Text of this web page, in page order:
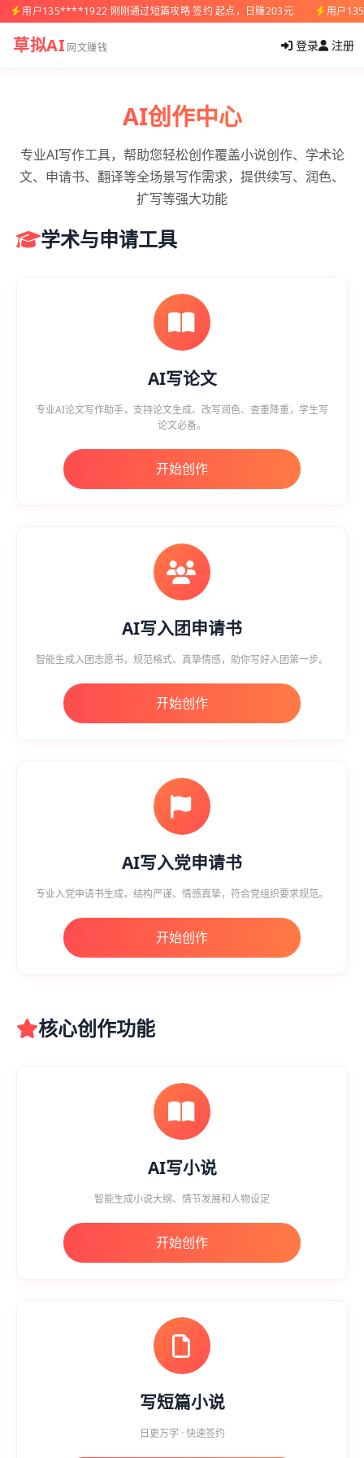
用户135****1922 刚刚通过短篇攻略 签约 起点，日赚203元 用户
草拟AI网文赚钱 登录 注册
AI创作中心
专业AI写作工具，帮助您轻松创作覆盖小说创作、学术论
文、申请书、翻译等全场景写作需求，提供续写、润色、
扩写等强大功能
学术与申请工具
AI写论文
专业AI论文写作助手，支持论文生成、改写润色、查重降重，学生写
论文必备。
开始创作
AI写入团申请书
智能生成入团志愿书，规范格式、真挚情感，助你写好入团第一步。
开始创作
AI写入党申请书
专业入党申请书生成，结构严谨、情感真挚，符合党组织要求规范。
开始创作
核心创作功能
AI写小说
智能生成小说大纲、情节发展和人物设定
开始创作
写短篇小说
日更万字 · 快速签约